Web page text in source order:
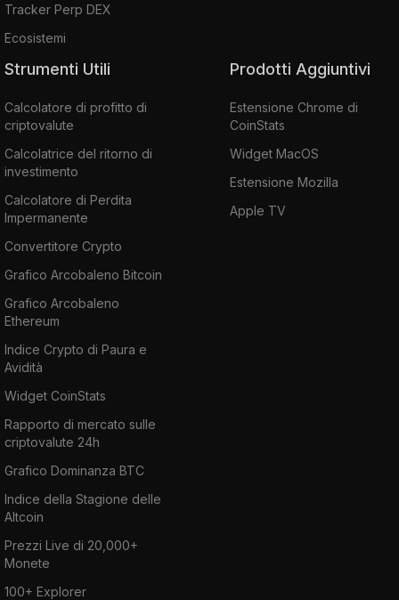
Tracker Perp DEX
Ecosistemi
Strumenti Utili
Calcolatore di profitto di
criptovalute
Calcolatrice del ritorno di
investimento
Calcolatore di Perdita
Impermanente
Convertitore Crypto
Grafico Arcobaleno Bitcoin
Grafico Arcobaleno
Ethereum
Indice Crypto di Paura e
Avidità
Widget CoinStats
Rapporto di mercato sulle
criptovalute 24h
Grafico Dominanza BTC
Indice della Stagione delle
Altcoin
Prezzi Live di 20,000+
Monete
100+ Explorer
Prodotti Aggiuntivi
Estensione Chrome di
CoinStats
Widget MacOS
Estensione Mozilla
Apple TV